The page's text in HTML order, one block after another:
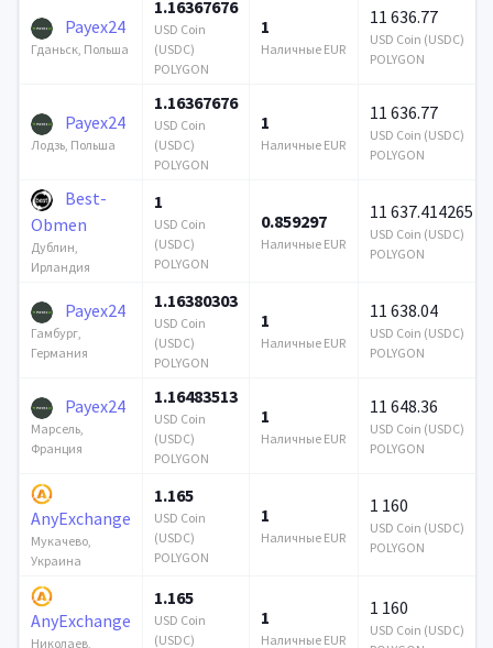
Payex24
Гданьск, Польша
1.16367676
USD Coin
(USDC)
POLYGON
1
Наличные EUR
11 636.77
USD Coin (USDC)
POLYGON
Payex24
Лодзь, Польша
1.16367676
USD Coin
(USDC)
POLYGON
1
Наличные EUR
11 636.77
USD Coin (USDC)
POLYGON
Best-
Obmen
Дублин,
Ирландия
1
USD Coin
(USDC)
POLYGON
0.859297
Наличные EUR
11 637.414265
USD Coin (USDC)
POLYGON
Payex24
Гамбург,
Германия
1.16380303
USD Coin
(USDC)
POLYGON
1
Наличные EUR
11 638.04
USD Coin (USDC)
POLYGON
Payex24
Марсель,
Франция
1.16483513
USD Coin
(USDC)
POLYGON
1
Наличные EUR
11 648.36
USD Coin (USDC)
POLYGON
AnyExchange
Мукачево,
Украина
1.165
USD Coin
(USDC)
POLYGON
1
Наличные EUR
1 160
USD Coin (USDC)
POLYGON
AnyExchange
Николаев,
1.165
USD Coin
(USDC)
1
Наличные EUR
1 160
USD Coin (USDC)